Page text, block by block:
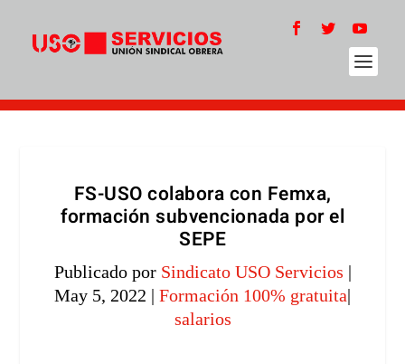
FS-USO colabora con Femxa,
formación subvencionada por el
SEPE
Publicado por Sindicato USO Servicios |
May 5, 2022 | Formación 100% gratuita|
salarios